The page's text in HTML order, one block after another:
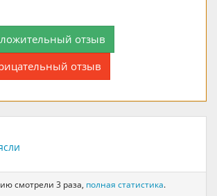
отзыв
отзыв
смотрели 3 раза, полная статистика.